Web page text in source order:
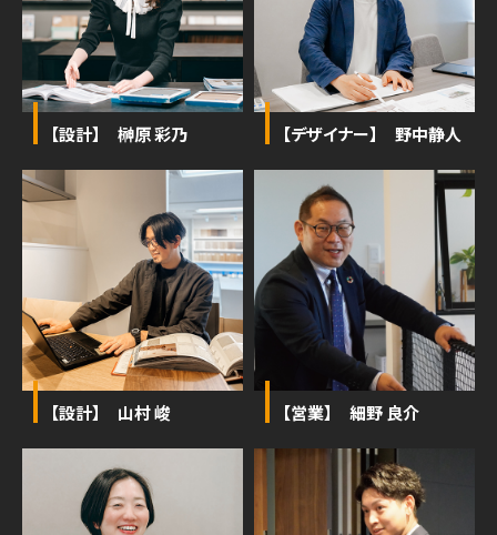
【設計】 榊原 彩乃 【デザイナー】 野中静人
【設計】 山村 峻 【営業】 細野 良介